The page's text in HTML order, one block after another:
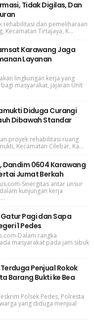
Tidak Digilas, Dan
rehabilitasi dan pemeliharaan
Kecamatan Tirtajaya, K...
Karawang Jaga
Layanan
lingkungan kerja yang
masyarakat, jajaran Unit
Diduga Curangi
Dibawah Standar
proyek rehabilitasi ruang
Kecamatan Cilebar, Ka...
Dandim 0604 Karawang
Jumat Berkah
Sinergitas antar unsur
kunjungan kerja
Pagi dan Sapa
1 Pedes
Dalam rangka
masyarakat pada jam sibuk
Penjual Rokok
Barang Bukti ke Bea
Polsek Pedes, Polresta
yang diduga menjual